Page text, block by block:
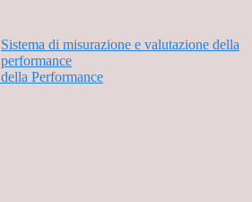
Sistema di misurazione e valutazione della
performance
Performance